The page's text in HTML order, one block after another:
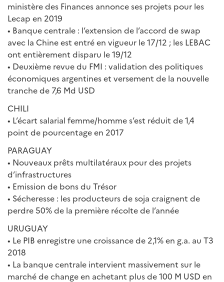
ministère des Finances annonce ses projets pour les
Lecap en 2019
• Banque centrale : l’extension de l’accord de swap
avec la Chine est entré en vigueur le 17/12 ; les LEBAC
ont entièrement disparu le 19/12
• Deuxième revue du FMI : validation des politiques
économiques argentines et versement de la nouvelle
tranche de 7,6 Md USD
CHILI
• L’écart salarial femme/homme s’est réduit de 1,4
point de pourcentage en 2017
PARAGUAY
• Nouveaux prêts multilatéraux pour des projets
d’infrastructures
• Emission de bons du Trésor
• Sécheresse : les producteurs de soja craignent de
perdre 50% de la première récolte de l’année
URUGUAY
• Le PIB enregistre une croissance de 2,1% en g.a. au T3
2018
• La banque centrale intervient massivement sur le
marché de change en achetant plus de 100 M USD en